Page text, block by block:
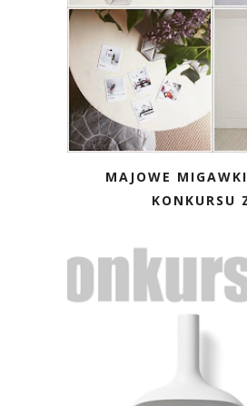
MAJOWE
KONKURSU